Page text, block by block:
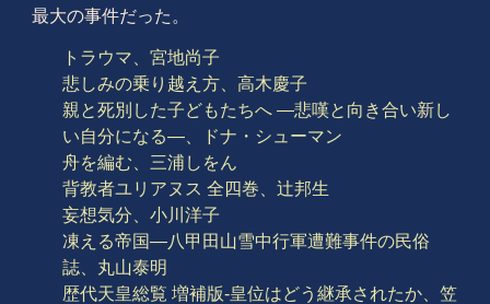
最大の事件だった。
トラウマ、宮地尚子
悲しみの乗り越え方、高木慶子
親と死別した子どもたちへ ―悲嘆と向き合い新し
い自分になる―、ドナ・シューマン
舟を編む、三浦しをん
背教者ユリアヌス 全四巻、辻邦生
妄想気分、小川洋子
凍える帝国―八甲田山雪中行軍遭難事件の民俗
誌、丸山泰明
歴代天皇総覧 増補版-皇位はどう継承されたか、笠